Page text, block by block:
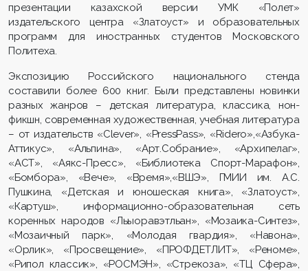
презентации казахской версии УМК «Полет»
издательского центра «Златоуст» и образовательных
программ для иностранных студентов Московского
Политеха.
Экспозицию Российского национального стенда
составили более 600 книг. Были представлены новинки
разных жанров – детская литература, классика, нон-
фикшн, современная художественная, учебная литература
– от издательств «Clever», «PressPass», «Ridero»,«Азбука-
Аттикус», «Альпина», «Арт.Собрание», «Архипелаг»,
«АСТ», «Аякс-Пресс», «Библиотека Спорт-Марафон»,
«Бомбора», «Вече», «Время»,«ВШЭ», ГМИИ им. А.С.
Пушкина, «Детская и юношеская книга», «Златоуст»,
«Картуш», информационно-образовательная сеть
коренных народов «Льыоравэтльан», «Мозаика-Синтез»,
«Мозаичный парк», «Молодая гвардия», «Навона»,
«Орлик», «Просвещение», «ПРОФДЕТЛИТ», «Реноме»,
«Рипол классик», «РОСМЭН», «Стрекоза», «ТЦ Сфера»,